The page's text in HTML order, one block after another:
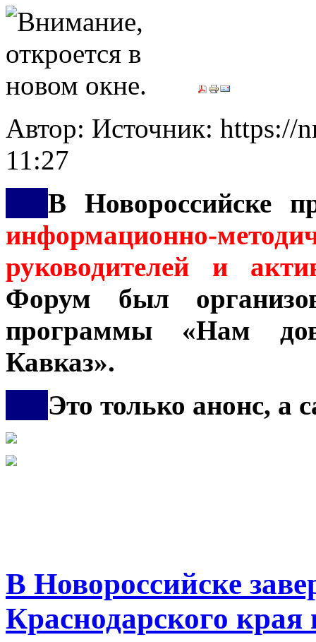
Автор: Источник: https://
11:27
В Новороссийске
информационно-
руководителей и
Форум был
программы «Нам
Кавказ».
Это только анонс, а
В Новороссийске
Краснодарского края